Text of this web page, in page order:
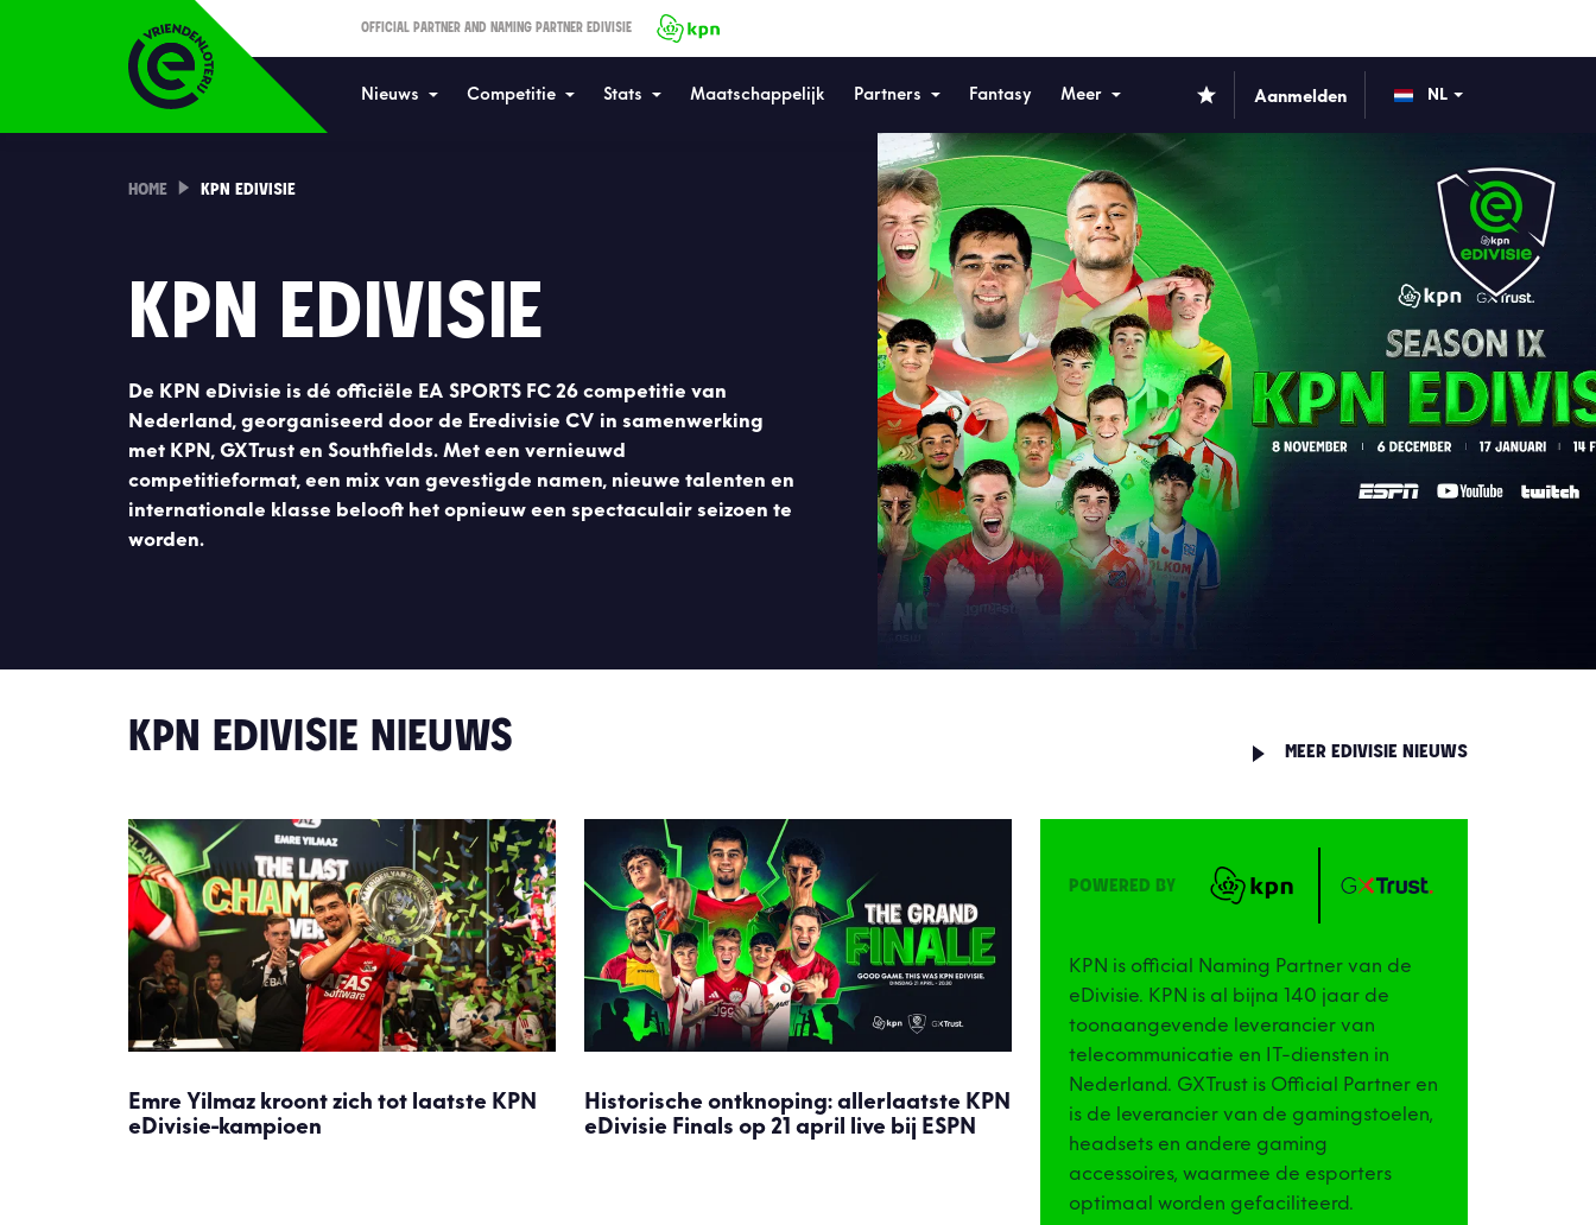
OFFICIAL PARTNER AND NAMING PARTNER EDIVISIE
Nieuws Competitie Stats Maatschappelijk Partners Fantasy Meer Aanmelden
HOME KPN EDIVISIE
KPN EDIVISIE
De KPN eDivisie is dé officiële EA SPORTS FC 26 competitie van
Nederland, georganiseerd door de Eredivisie CV in samenwerking
met KPN, GXTrust en Southfields. Met een vernieuwd
competitieformat, een mix van gevestigde namen, nieuwe talenten en
internationale klasse belooft het opnieuw een spectaculair seizoen te
worden.
KPN EDIVISIE NIEUWS MEER EDIVISIE NIEUWS
Emre Yilmaz kroont zich tot laatste KPN
eDivisie-kampioen
Historische ontknoping: allerlaatste KPN
eDivisie Finals op 21 april live bij ESPN
POWERED BY
KPN is official Naming Partner van de
eDivisie. KPN is al bijna 140 jaar de
toonaangevende leverancier van
telecommunicatie en IT-diensten in
Nederland. GXTrust is Official Partner en
is de leverancier van de gamingstoelen,
headsets en andere gaming
accessoires, waarmee de esporters
optimaal worden gefaciliteerd.